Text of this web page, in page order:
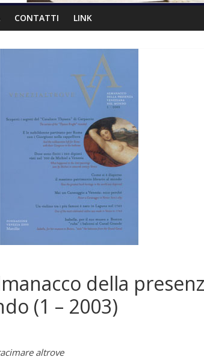
CONTATTI LINK
della
(1 – 2003)
altrove